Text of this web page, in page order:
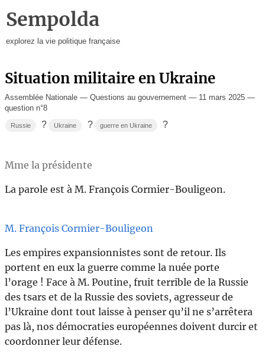
Sempolda
explorez la vie politique française
Situation militaire en Ukraine
Assemblée Nationale — Questions au gouvernement — 11 mars 2025 —
question n°8
Russie ? Ukraine ? guerre en Ukraine ?
Mme la présidente
La parole est à M. François Cormier-Bouligeon.
M. François Cormier-Bouligeon
Les empires expansionnistes sont de retour. Ils
portent en eux la guerre comme la nuée porte
l’orage ! Face à M. Poutine, fruit terrible de la Russie
des tsars et de la Russie des soviets, agresseur de
l’Ukraine dont tout laisse à penser qu’il ne s’arrêtera
pas là, nos démocraties européennes doivent durcir et
coordonner leur défense.